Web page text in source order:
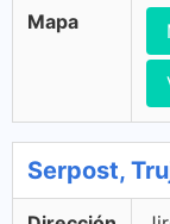
Mapa
Serpost,